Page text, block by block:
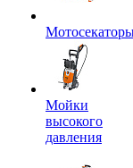
Мойки
высокого
давления